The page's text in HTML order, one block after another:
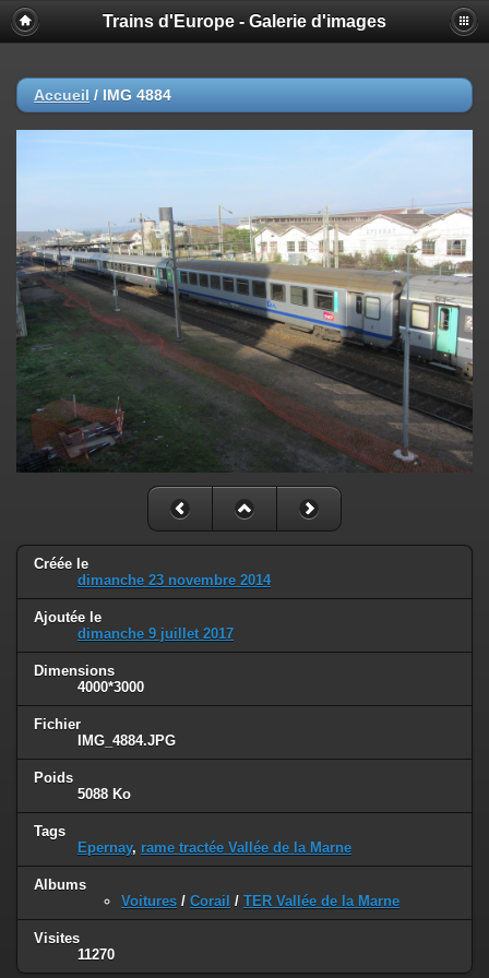
Trains d'Europe - Galerie d'images
Accueil / IMG 4884
Créée le
dimanche 23 novembre 2014
Ajoutée le
dimanche 9 juillet 2017
Dimensions
4000*3000
Fichier
IMG_4884.JPG
Poids
5088 Ko
Tags
Epernay, rame tractée Vallée de la Marne
Albums
Voitures / Corail / TER Vallée de la Marne
Visites
11270